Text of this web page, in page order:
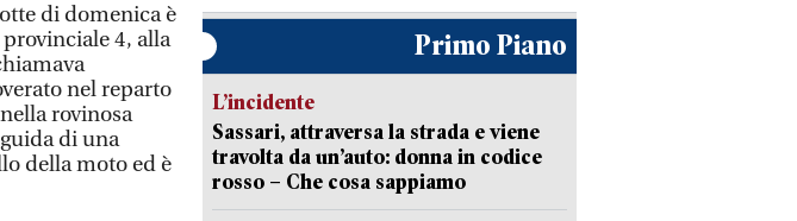
di domenica è
4, alla
nel reparto
rovinosa
di una
della moto ed è
Primo Piano
L’incidente
Sassari, attraversa la strada e viene
travolta da un’auto: donna in codice
rosso – Che cosa sappiamo